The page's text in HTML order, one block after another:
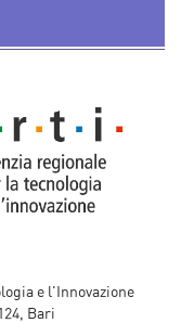
e l'Innovazione
Bari